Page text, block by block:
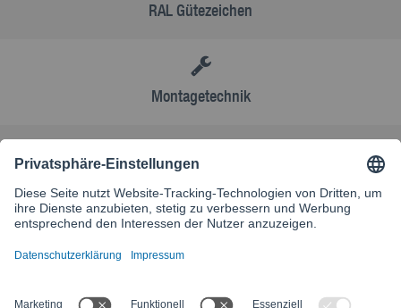
RAL Gütezeichen
Montagetechnik
Kontakt